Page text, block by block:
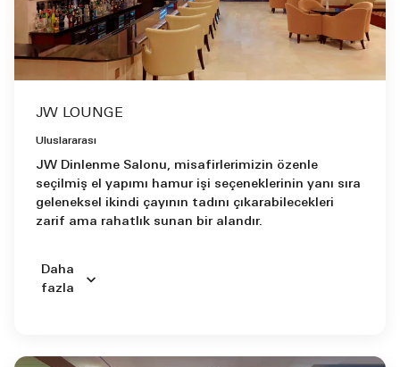
JW LOUNGE
Uluslararası
JW Dinlenme Salonu, misafirlerimizin özenle
seçilmiş el yapımı hamur işi seçeneklerinin yanı sıra
geleneksel ikindi çayının tadını çıkarabilecekleri
zarif ama rahatlık sunan bir alandır.
Daha
fazla